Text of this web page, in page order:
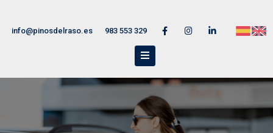
info@pinosdelraso.es 983 553 329